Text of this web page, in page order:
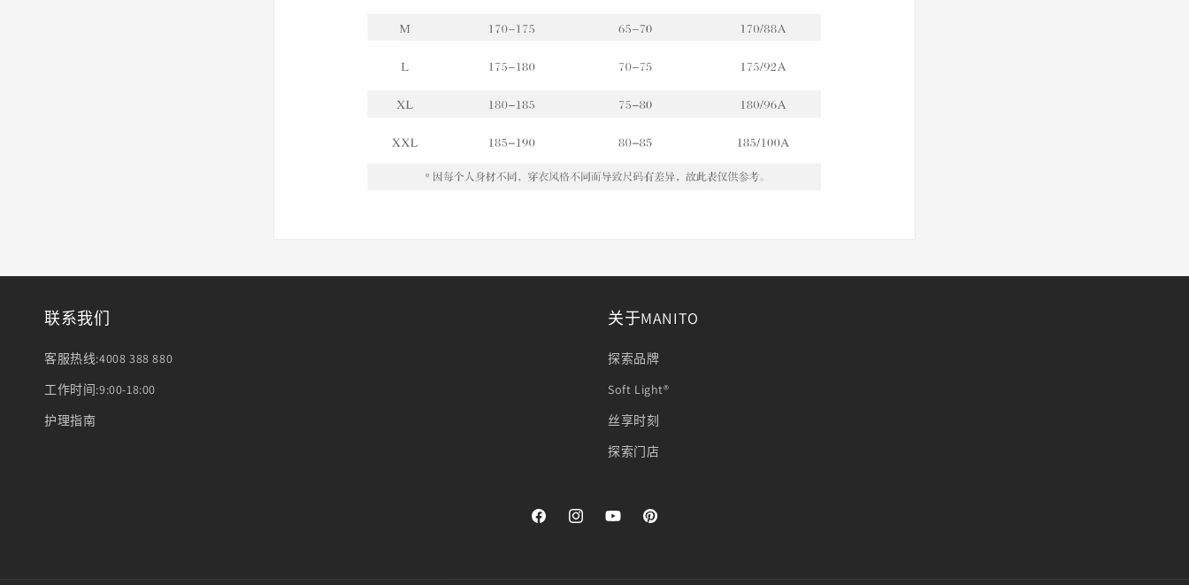
联系我们
客服热线:4008 388 880
工作时间:9:00-18:00
护理指南
关于MANITO
探索品牌
Soft Light®
丝享时刻
探索门店
FacebookInstagramYouTubePinterest